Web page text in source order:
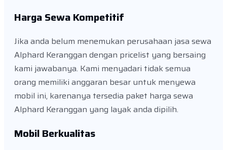
Harga Sewa Kompetitif
Jika anda belum menemukan perusahaan jasa sewa
Alphard Keranggan dengan pricelist yang bersaing
kami jawabanya. Kami menyadari tidak semua
orang memiliki anggaran besar untuk menyewa
mobil ini, karenanya tersedia paket harga sewa
Alphard Keranggan yang layak anda dipilih.
Mobil Berkualitas